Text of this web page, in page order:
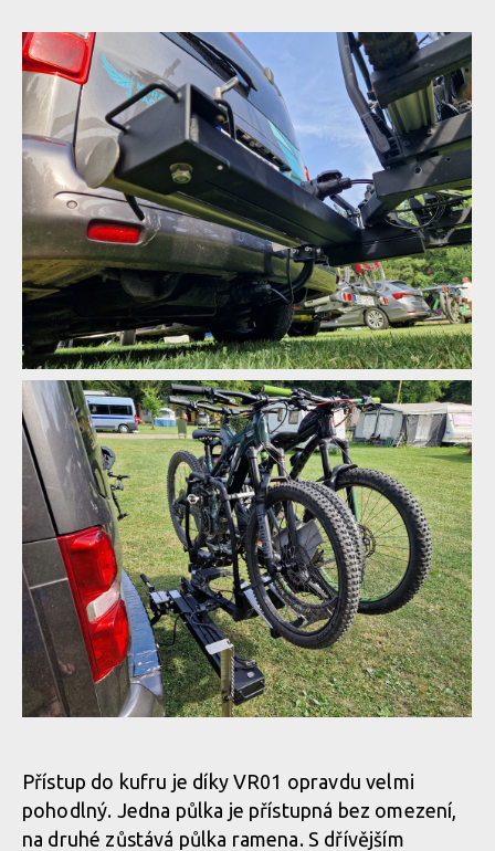
Výklopné rameno VR01 pro nosič kol
Přístup do kufru je díky VR01 opravdu velmi
pohodlný. Jedna půlka je přístupná bez omezení,
na druhé zůstává půlka ramena. S dřívějším